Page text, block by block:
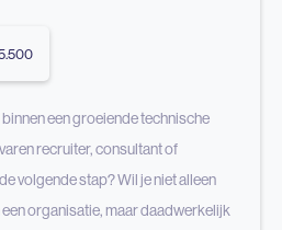
een groeiende technische
recruiter, consultant of
volgende stap? Wil je niet alleen
organisatie, maar daadwerkelijk